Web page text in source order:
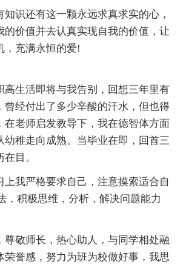
知识还有这一颗永远求真求实的心，
的价值并去认真实现自我的价值，让
，充满永恒的爱!
高生活即将与我告别，回想三年里有
曾经付出了多少辛酸的汗水，但也得
在老师启发教导下，我在德智体方面
幼稚走向成熟。当毕业在即，回首三
目。
上我严格要求自己，注意摸索适合自
，积极思维，分析，解决问题能力
尊敬师长，热心助人，与同学相处融
荣誉感，努力为班为校做好事，我思